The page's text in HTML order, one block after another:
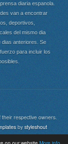
diaria espanola.
van a encontrar
deportivos,
del mismo dia
dias anteriores. Se
para incluir los
respective owners.
by styleshout